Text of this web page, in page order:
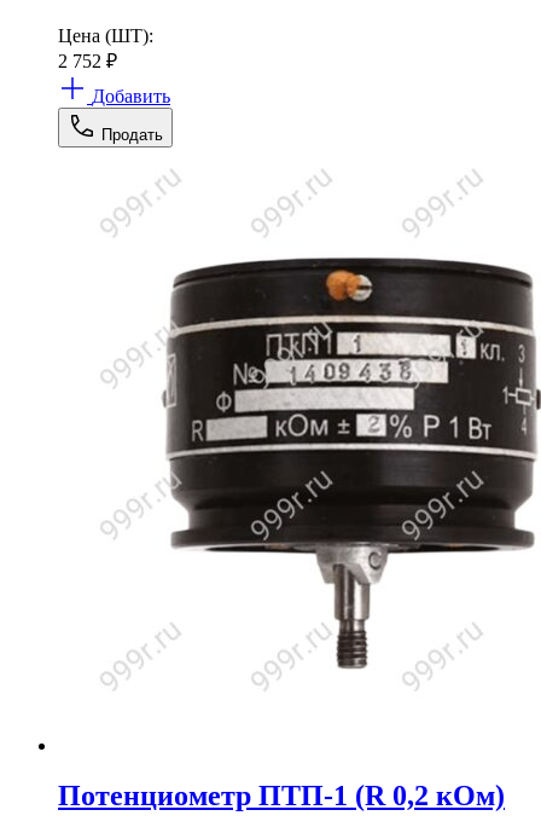
Цена (ШТ):
2 752 ₽
Добавить
Продать
Потенциометр ПТП-1 (R 0,2 кОм)